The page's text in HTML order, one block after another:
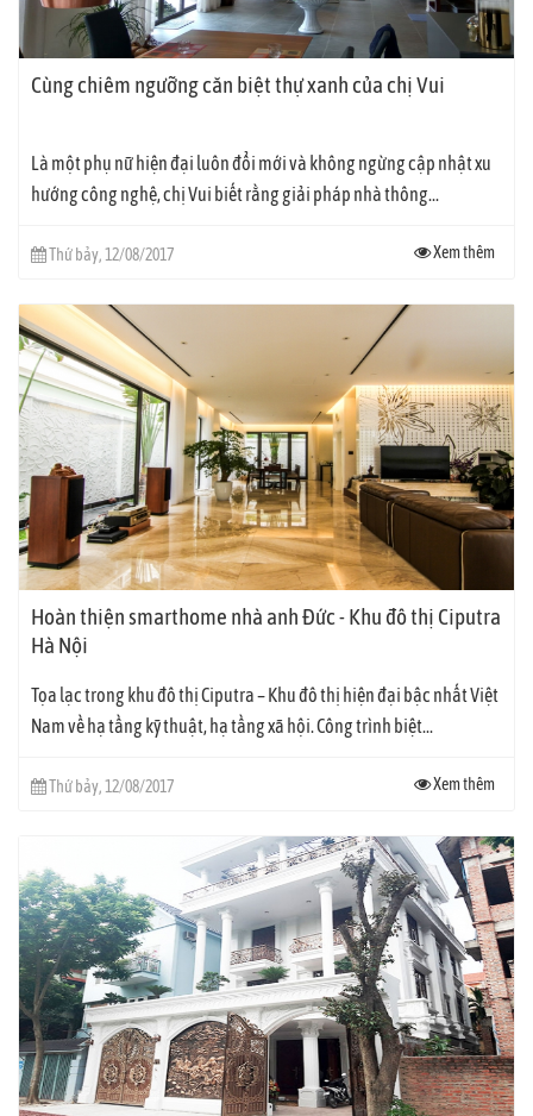
Cùng chiêm ngưỡng căn biệt thự xanh của chị Vui
Là một phụ nữ hiện đại luôn đổi mới và không ngừng cập nhật xu
hướng công nghệ, chị Vui biết rằng giải pháp nhà thông...
Thứ bảy, 12/08/2017 Xem thêm
Hoàn thiện smarthome nhà anh Đức - Khu đô thị Ciputra
Hà Nội
Tọa lạc trong khu đô thị Ciputra – Khu đô thị hiện đại bậc nhất Việt
Nam về hạ tầng kỹ thuật, hạ tầng xã hội. Công trình biệt...
Thứ bảy, 12/08/2017 Xem thêm